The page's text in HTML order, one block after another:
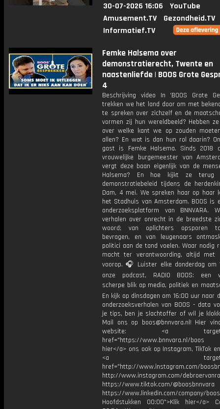
30-07-2026 16:06
YouTube
Amusement.TV
Gezondheid.TV
Informatief.TV
Femke Halsema over
demonstratierecht, Twente en
naastenliefde | BOOS Grote
4
Beschrijving video In ‘BOOS Grote
trekken we het land door om met
te spreken over zichzelf en de
vormen zij hun wereldbeeld? Hebben
over welke kant we op zouden
allen? En wat is dan hun rol daarin?
gast is Femke Halsema. Sinds 2018
vrouwelijke burgemeester van
vergt deze baan eigenlijk van de
Halsema? En hoe kijkt ze terug
demonstratiebeleid tijdens de
Dam, 4 mei. We spreken haar op haar
het Stadhuis van Amsterdam. BOOS is
onderzoeksplatform van BNNVARA.
verhalen over onrecht in de breedste
woord; van oplichters opsporen
bevragen, en van leugenaars
politici aan de tand voelen. Waar nodig
macht ter verantwoording, altijd met
voorop. 🎧 Luister elke donderdag om
onze podcast, RADIO BOOS: een
scherpe blik op media, politiek en
En kijk op dinsdagen om 16:00 uur naar
onderzoeksverhalen van BOOS - data
je tips, ben je slachtoffer of wil je
Mail ons op boos@bnnvara.nl! Hier
website: <a
href="https://www.bnnvara.nl/boos
hier</a> ons ook op Instagram, TikTok
<a
href="http://www.instagram.com/
http://www.instagram.com/
https://www.tiktok.com/@boosbnnvara
https://www.linkedin.com/company/
Hoofdstukken 00:00">Klik hier</a>